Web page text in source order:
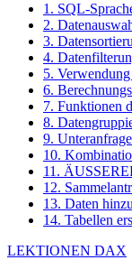
1. SQL-
2.
3.
4.
5.
6.
7. Funktionen
8.
9.
10.
11.
12.
13. Daten
14. Tabellen
LEKTIONEN DAX